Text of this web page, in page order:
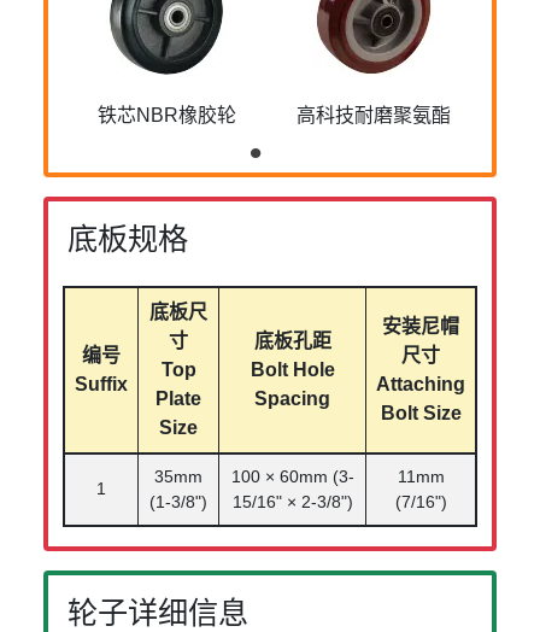
铁芯NBR橡胶轮 高科技耐磨聚氨酯
底板规格
编号
Suffix
底板尺
寸
Top
Plate
Size
底板孔距
Bolt Hole
Spacing
安装尼帽
尺寸
Attaching
Bolt Size
1
35mm
(1-3/8")
100 × 60mm (3-
15/16" × 2-3/8")
11mm
(7/16")
轮子详细信息